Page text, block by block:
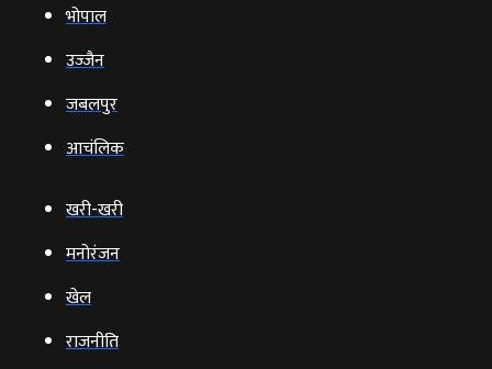
भोपाल
उज्‍जैन
जबलपुर
आचंलिक
खरी-खरी
मनोरंजन
खेल
राजनीति